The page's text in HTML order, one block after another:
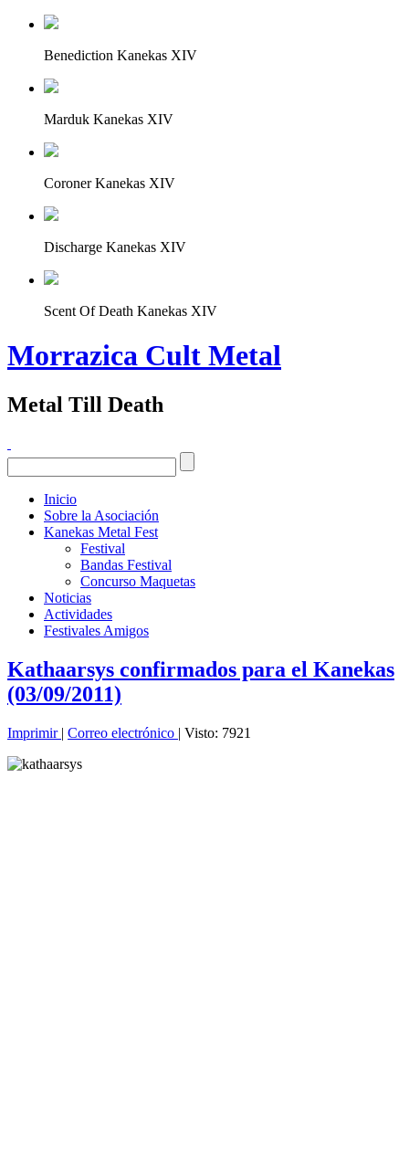
Benediction Kanekas XIV
Marduk Kanekas XIV
Coroner Kanekas XIV
Discharge Kanekas XIV
Scent Of Death Kanekas XIV
Morrazica Cult Metal
Metal Till Death
Inicio
Sobre la Asociación
Kanekas Metal Fest
Festival
Bandas Festival
Concurso Maquetas
Noticias
Actividades
Festivales Amigos
Kathaarsys confirmados para el Kanekas
(03/09/2011)
Imprimir | Correo electrónico | Visto: 7921